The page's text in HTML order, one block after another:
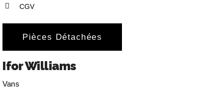
CGV
Pièces Détachées
Ifor Williams
Vans